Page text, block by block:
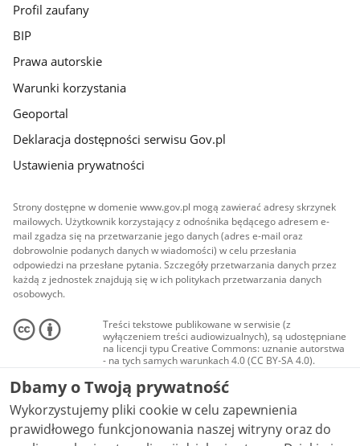
Profil zaufany
BIP
Prawa autorskie
Warunki korzystania
Geoportal
Deklaracja dostępności serwisu Gov.pl
Ustawienia prywatności
Strony dostępne w domenie www.gov.pl mogą zawierać adresy skrzynek
mailowych. Użytkownik korzystający z odnośnika będącego adresem e-
mail zgadza się na przetwarzanie jego danych (adres e-mail oraz
dobrowolnie podanych danych w wiadomości) w celu przesłania
odpowiedzi na przesłane pytania. Szczegóły przetwarzania danych przez
każdą z jednostek znajdują się w ich politykach przetwarzania danych
osobowych.
Treści tekstowe publikowane w serwisie (z
wyłączeniem treści audiowizualnych), są udostępniane
na licencji typu Creative Commons: uznanie autorstwa
- na tych samych warunkach 4.0 (CC BY-SA 4.0).
Materiały audiowizualne, w tym zdjęcia, materiały
audio i wideo, są udostępniane na licencji typu
Creative Commons: uznanie autorstwa użycie
niekomercyjne - bez utworów zależnych 4.0 (CC BY-
NC-ND 4.0), o ile nie jest to stwierdzone inaczej.
Dbamy o Twoją prywatność
Wykorzystujemy pliki cookie w celu zapewnienia
prawidłowego funkcjonowania naszej witryny oraz do